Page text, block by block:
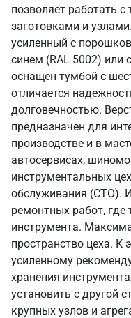
позволяет работать
заготовками и
усиленный с
синем (RAL 5002) или
оснащен тумбой с
отличается
долговечностью.
предназначен для
производстве и в
автосервисах,
инструментальных
обслуживания (СТО).
ремонтных работ, где
инструмента.
пространство цеха. К
усиленному
хранения
установить с другой
крупных узлов и